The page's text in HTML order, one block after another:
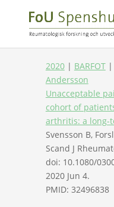
2020| BARFOT|
Andersson
Unacceptable
cohort of
arthritis: a long-
Svensson B,
Scand J
doi: 10.1080/
2020 Jun 4.
PMID: 32496838